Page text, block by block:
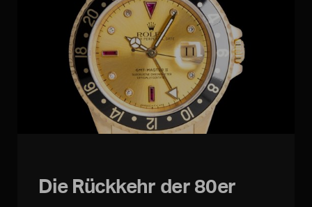
Die Rückkehr der 80er